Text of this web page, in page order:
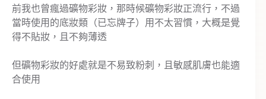
前我也曾瘋過礦物彩妝，那時候礦物彩妝正流行，不過
當時使用的底妝類（已忘牌子）用不太習慣，大概是覺
得不貼妝，且不夠薄透
但礦物彩妝的好處就是不易致粉刺，且敏感肌膚也能適
合使用